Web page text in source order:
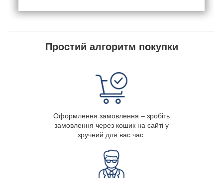
Простий алгоритм покупки
Оформлення замовлення – зробіть
замовлення через кошик на сайті у
зручний для вас час.